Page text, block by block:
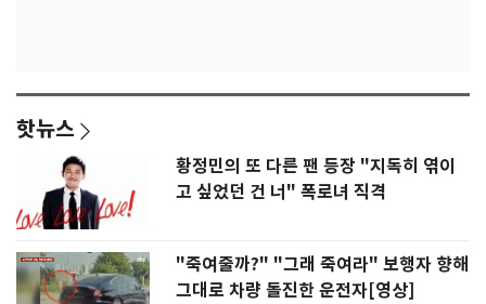
핫뉴스
황정민의 또 다른 팬 등장 "지독히 엮이
고 싶었던 건 너" 폭로녀 직격
"죽여줄까?" "그래 죽여라" 보행자 향해
그대로 차량 돌진한 운전자[영상]